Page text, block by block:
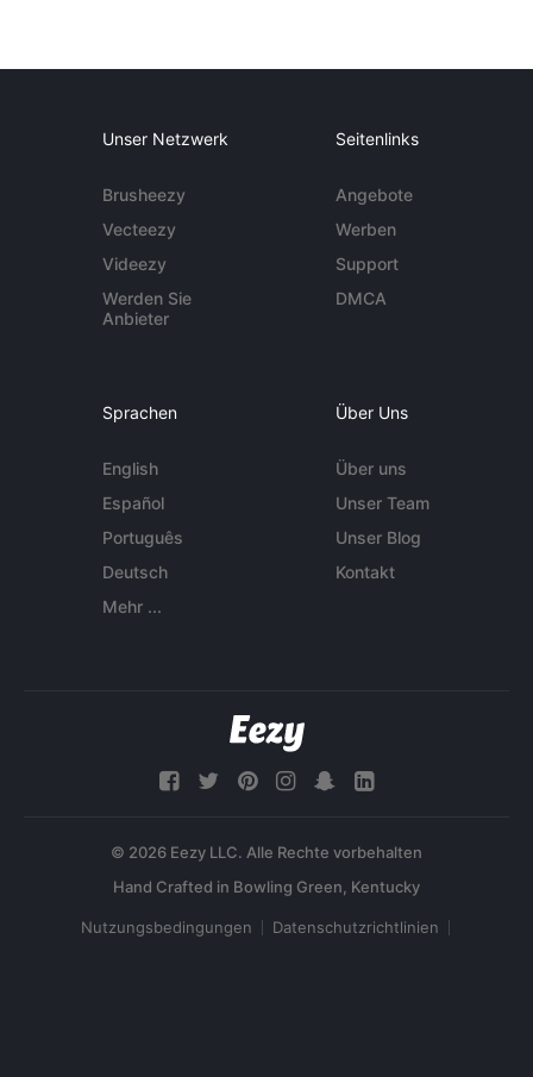
Unser Netzwerk
Brusheezy
Vecteezy
Videezy
Werden Sie
Anbieter
Seitenlinks
Angebote
Werben
Support
DMCA
Sprachen
English
Español
Português
Deutsch
Mehr ...
Über Uns
Über uns
Unser Team
Unser Blog
Kontakt
© 2026 Eezy LLC. Alle Rechte vorbehalten
Nutzungsbedingungen Datenschutzrichtlinien